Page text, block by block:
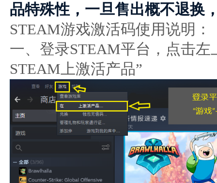
品特殊性，一旦售出概不退换
STEAM游戏激活码使用说明：
一、登录STEAM平台，点击
STEAM上激活产品”